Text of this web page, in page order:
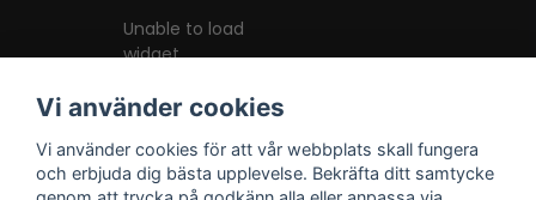
Unable to load
widget
Vi använder cookies
Vi använder cookies för att vår webbplats skall fungera
och erbjuda dig bästa upplevelse. Bekräfta ditt samtycke